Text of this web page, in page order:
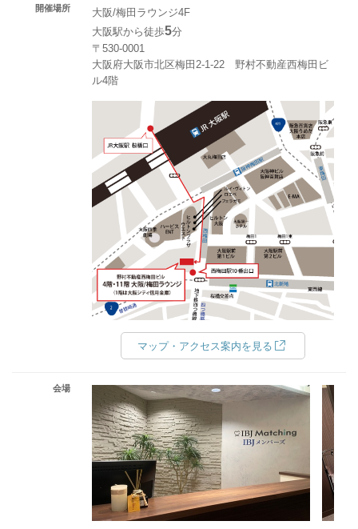
開催場所
大阪/梅田ラウンジ4F
大阪駅から徒歩5分
〒530-0001
大阪府大阪市北区梅田2-1-22 野村不動産西梅田ビ
ル4階
マップ・アクセス案内を見る
会場